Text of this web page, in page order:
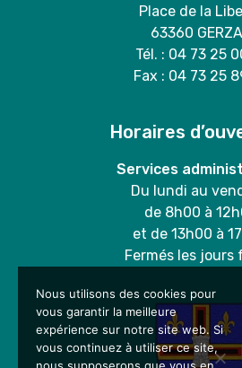
Place de la
63360
Tél. : 04 73 25
Fax : 04 73 25
Horaires
Services
Du lundi au
de 8h00 à
et de 13h00 à
Fermés les jours
Nous utilisons des cookies pour
vous garantir la meilleure
expérience sur notre site web. Si
vous continuez à utiliser ce site,